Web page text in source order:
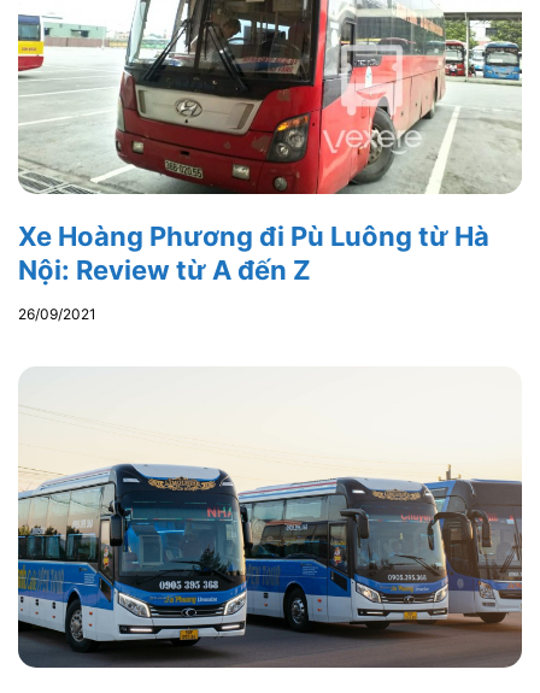
Xe Hoàng Phương đi Pù Luông từ Hà
Nội: Review từ A đến Z
26/09/2021